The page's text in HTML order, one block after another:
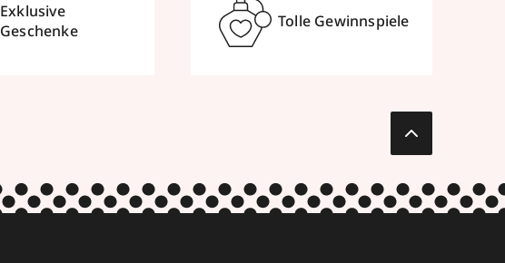
Exklusive
Geschenke
Tolle Gewinnspiele